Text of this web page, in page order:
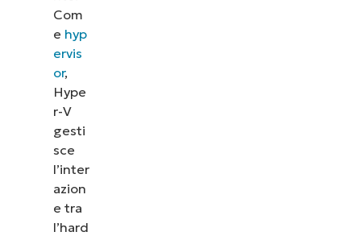
Com
e hyp
ervis
or,
Hype
r-V
gesti
sce
l’inter
azion
e tra
l’hard